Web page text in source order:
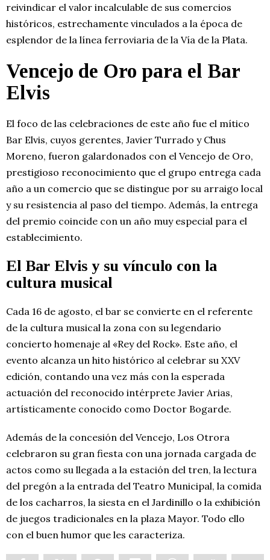
reivindicar el valor incalculable de sus comercios
históricos, estrechamente vinculados a la época de
esplendor de la línea ferroviaria de la Vía de la Plata.
Vencejo de Oro para el Bar
Elvis
El foco de las celebraciones de este año fue el mítico
Bar Elvis, cuyos gerentes, Javier Turrado y Chus
Moreno, fueron galardonados con el Vencejo de Oro,
prestigioso reconocimiento que el grupo entrega cada
año a un comercio que se distingue por su arraigo local
y su resistencia al paso del tiempo. Además, la entrega
del premio coincide con un año muy especial para el
establecimiento.
El Bar Elvis y su vínculo con la
cultura musical
Cada 16 de agosto, el bar se convierte en el referente
de la cultura musical la zona con su legendario
concierto homenaje al «Rey del Rock». Este año, el
evento alcanza un hito histórico al celebrar su XXV
edición, contando una vez más con la esperada
actuación del reconocido intérprete Javier Arias,
artísticamente conocido como Doctor Bogarde.
Además de la concesión del Vencejo, Los Otrora
celebraron su gran fiesta con una jornada cargada de
actos como su llegada a la estación del tren, la lectura
del pregón a la entrada del Teatro Municipal, la comida
de los cacharros, la siesta en el Jardinillo o la exhibición
de juegos tradicionales en la plaza Mayor. Todo ello
con el buen humor que les caracteriza.